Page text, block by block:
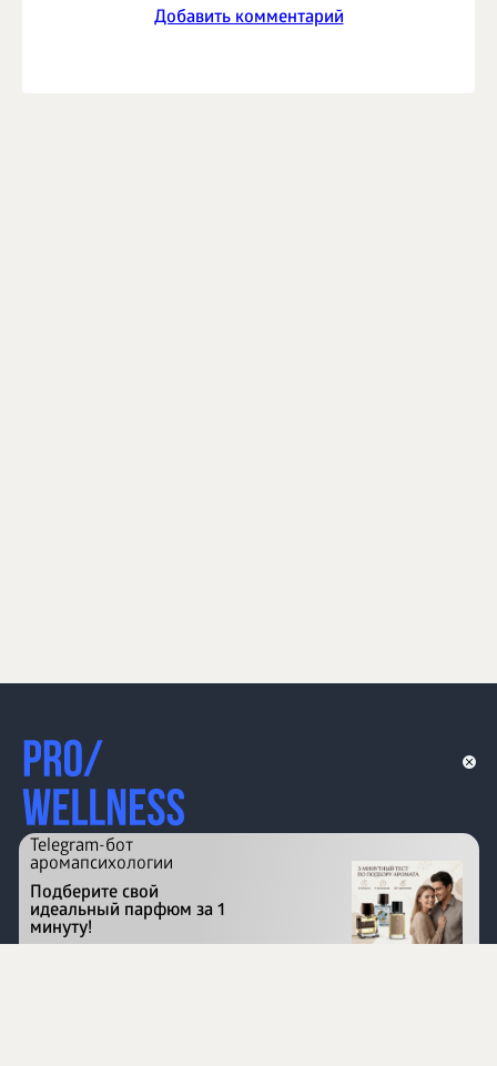
Добавить комментарий
Перейти на сайт
Telegram-бот
аромапсихологии
Подберите свой
идеальный парфюм за 1
минуту!